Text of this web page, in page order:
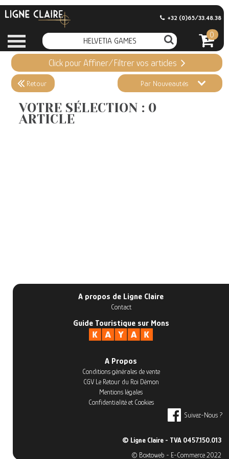
+32 (0)65/33.48.38
0
Appliquer ma Sélection
0 ARTICLE
Effacer ma sélection
Informations
Click pour Affiner/Filtrer vos articles
Retour Par Nouveautés
VOTRE SÉLECTION : 0
ARTICLE
A propos de Ligne Claire
Contact
Guide Touristique sur Mons
A Propos
Conditions générales de vente
CGV Le Retour du Roi Démon
Mentions légales
Confidentialité et Cookies
Suivez-Nous ?
© Ligne Claire - TVA 0457.150.013
© Boxtoweb - E-Commerce 2022